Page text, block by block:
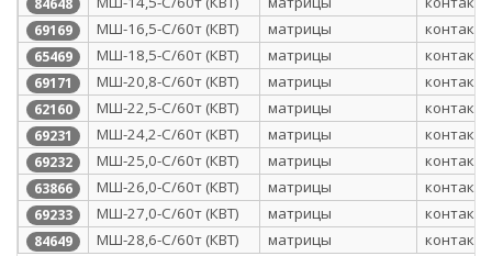
69169 МШ-16,5-С/60т (КВТ) матрицы
65469 МШ-18,5-С/60т (КВТ) матрицы
69171 МШ-20,8-С/60т (КВТ) матрицы
62160 МШ-22,5-С/60т (КВТ) матрицы
69231 МШ-24,2-С/60т (КВТ) матрицы
69232 МШ-25,0-С/60т (КВТ) матрицы
63866 МШ-26,0-С/60т (КВТ) матрицы
69233 МШ-27,0-С/60т (КВТ) матрицы
84649 МШ-28,6-С/60т (КВТ) матрицы